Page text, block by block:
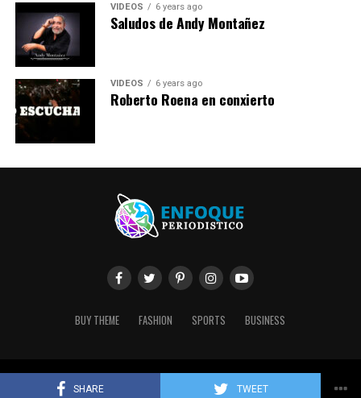
SHARE TWEET
VIDEOS 6 years ago
Saludos de Andy Montañez
VIDEOS 6 years ago
Roberto Roena en conxierto
BUY THEME FASHION SPORTS BUSINESS
Copyright © 2020 Enfoque Periodístico. Created by Conectya.